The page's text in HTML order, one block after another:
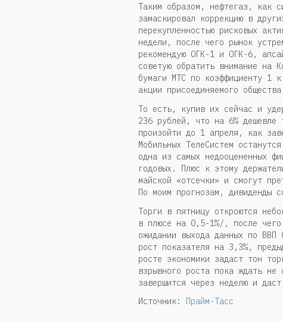
Таким образом, нефтегаз, как
замаскировал коррекцию в
перекупленностью рисковых
недели, после чего рынок
рекомендую ОГК-1 и ОГК-6,
советую обратить внимание на
бумаги МТС по коэффициенту 1
акции присоединяемого
То есть, купив их сейчас и
236 рублей, что на 6% дешевле
произойти до 1 апреля, как
Мобильных ТелеСистем
одна из самых недооцененных
годовых. Плюс к этому
майской «отсечки» и смогут
По моим прогнозам, дивиденды
Торги в пятницу откроются
в плюсе на 0,5-1%/, после чего
ожидании выхода данных по
рост показателя на 3,3%,
росте экономики задаст тон
взрывного роста пока ждать
завершится через неделю и
Источник:
Прайм-Тасс